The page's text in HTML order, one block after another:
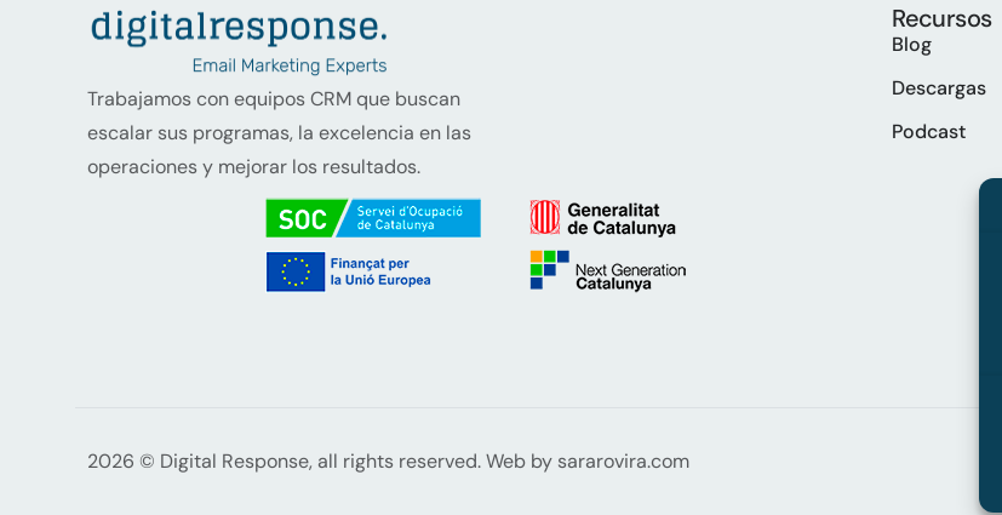
Trabajamos con equipos CRM que buscan
escalar sus programas, la excelencia en las
operaciones y mejorar los resultados.
Recursos
Blog
Descargas
Podcast
2026 © Digital Response, all rights reserved. Web by sararovira.com